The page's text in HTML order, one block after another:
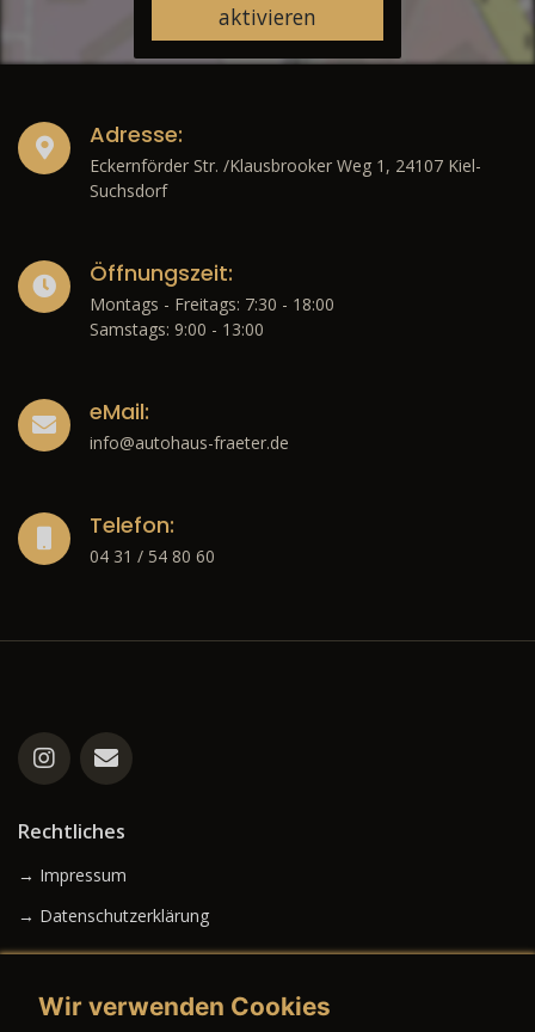
aktivieren
Adresse:
Eckernförder Str. /Klausbrooker Weg 1, 24107 Kiel-
Suchsdorf
Öffnungszeit:
Montags - Freitags: 7:30 - 18:00
Samstags: 9:00 - 13:00
eMail:
info@autohaus-fraeter.de
Telefon:
04 31 / 54 80 60
Rechtliches
→ Impressum
→ Datenschutzerklärung
Wir verwenden Cookies